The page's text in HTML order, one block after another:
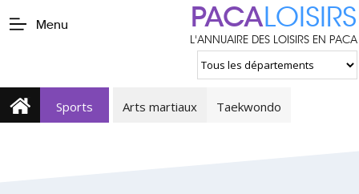
Menu PACALOISIRS
L'ANNUAIRE DES LOISIRS EN PACA
Sports Arts martiaux Taekwondo